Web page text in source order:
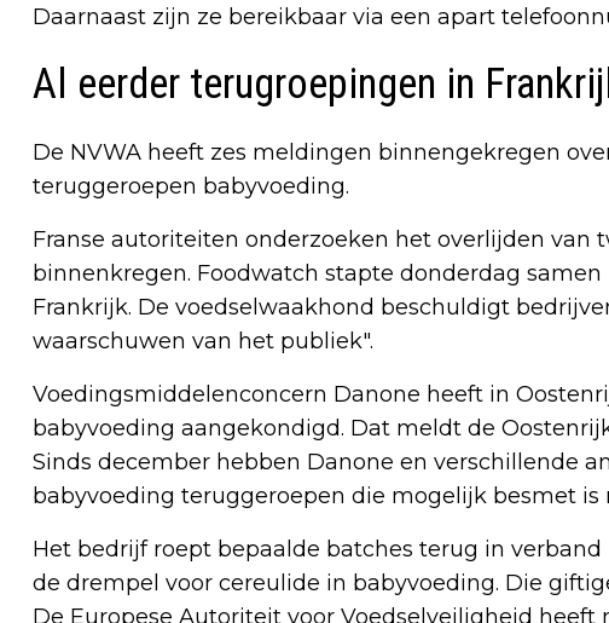
Daarnaast zijn ze bereikbaar via een apart
Al eerder terugroepingen in
De NVWA heeft zes meldingen binnengekregen
teruggeroepen babyvoeding.
Franse autoriteiten onderzoeken het overlijden van
binnenkregen. Foodwatch stapte donderdag
Frankrijk. De voedselwaakhond beschuldigt
waarschuwen van het publiek".
Voedingsmiddelenconcern Danone heeft in
babyvoeding aangekondigd. Dat meldt de
Sinds december hebben Danone en verschillende
babyvoeding teruggeroepen die mogelijk besmet is
Het bedrijf roept bepaalde batches terug in
de drempel voor cereulide in babyvoeding. Die
De Europese Autoriteit voor Voedselveiligheid heeft